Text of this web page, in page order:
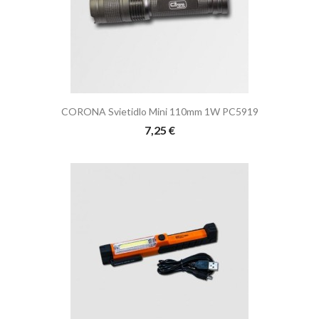
CORONA Svietidlo Mini 110mm 1W PC5919
7,25 €